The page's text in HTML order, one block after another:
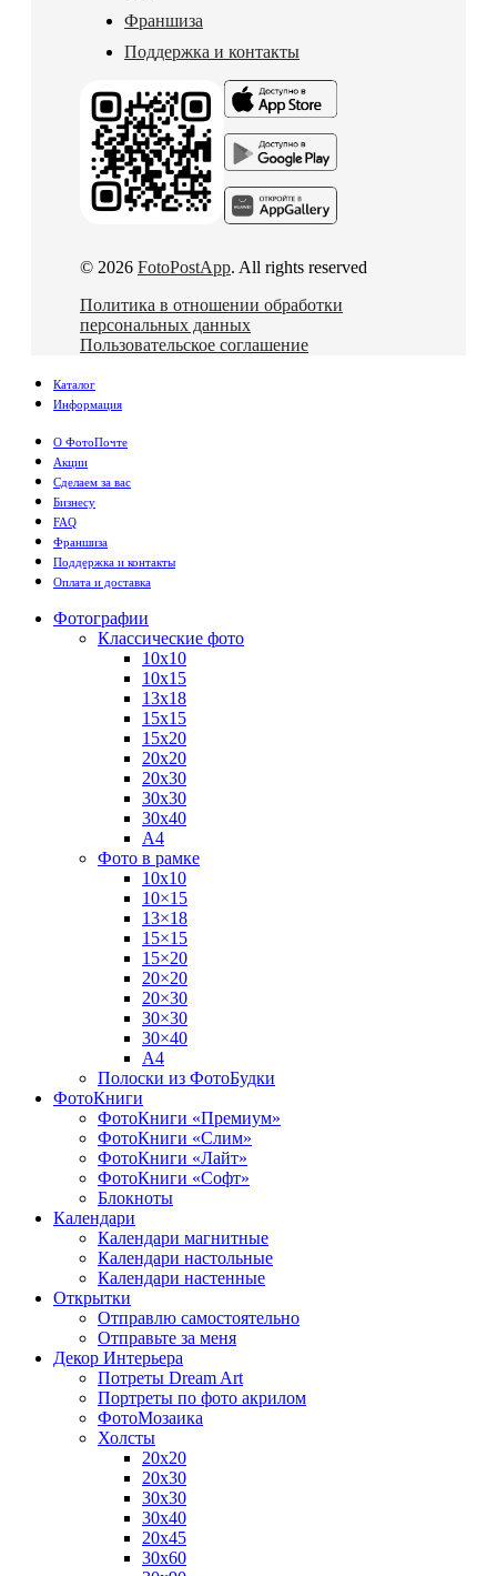
Франшиза
Поддержка и контакты
© 2026 FotoPostApp. All rights reserved
Политика в отношении обработки
персональных данных
Пользовательское соглашение
Каталог
Информация
О ФотоПочте
Акции
Сделаем за вас
Бизнесу
FAQ
Франшиза
Поддержка и контакты
Оплата и доставка
Фотографии
Классические фото
10х10
10х15
13х18
15х15
15х20
20х20
20х30
30х30
30х40
А4
Фото в рамке
10х10
10×15
13×18
15×15
15×20
20×20
20×30
30×30
30×40
A4
Полоски из ФотоБудки
ФотоКниги
ФотоКниги «Премиум»
ФотоКниги «Слим»
ФотоКниги «Лайт»
ФотоКниги «Софт»
Блокноты
Календари
Календари магнитные
Календари настольные
Календари настенные
Открытки
Отправлю самостоятельно
Отправьте за меня
Декор Интерьера
Потреты Dream Art
Портреты по фото акрилом
ФотоМозаика
Холсты
20х20
20х30
30х30
30х40
20х45
30х60